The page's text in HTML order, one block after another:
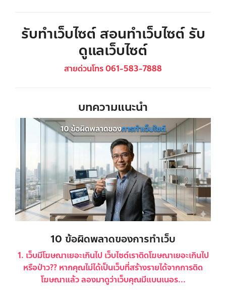
รับทำเว็บไซต์ สอนทำเว็บไซต์ รับ
ดูแลเว็บไซต์
สายด่วนโทร 061-583-7888
บทความแนะนำ
10 ข้อผิดพลาดของการทำเว็บ
1. เว็บมีโฆษณาเยอะเกินไป เว็บไซต์เราติดโฆษณาเยอะเกินไป
หรือป่าว?? หากคุณไม่ได้เป็นเว็บที่สร้างรายได้จากการติด
โฆษณาแล้ว ลองมาดูว่าเว็บคุณมีแบนเนอร...